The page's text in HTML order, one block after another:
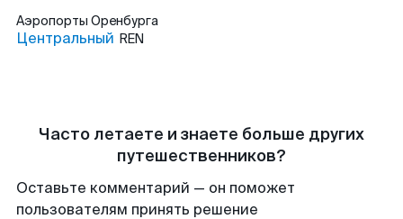
Аэропорты Оренбурга
Центральный REN
Часто летаете и знаете больше других
путешественников?
Оставьте комментарий — он поможет
пользователям принять решение